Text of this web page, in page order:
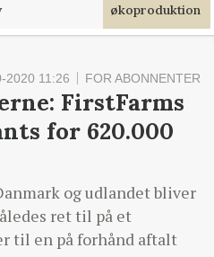
økoproduktion
2020 11:26 FOR ABONNENTER
FirstFarms
for 620.000
og udlandet bliver
ret til på et
til en på forhånd aftalt